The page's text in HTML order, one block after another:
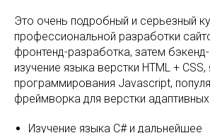
Это очень подробный и серьезный
профессиональной разработки
фронтенд-разработка, затем
изучение языка верстки HTML + СSS,
программирования Javascript,
фреймворка для верстки
Изучение языка C# и дальнейшее